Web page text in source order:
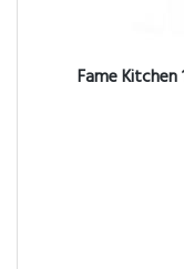
Fame Kitchen